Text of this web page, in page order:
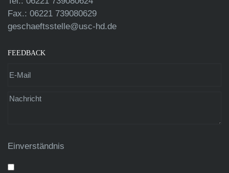
Fax.: 06221 739080629
geschaeftsstelle@usc-hd.de
FEEDBACK
Einverständnis